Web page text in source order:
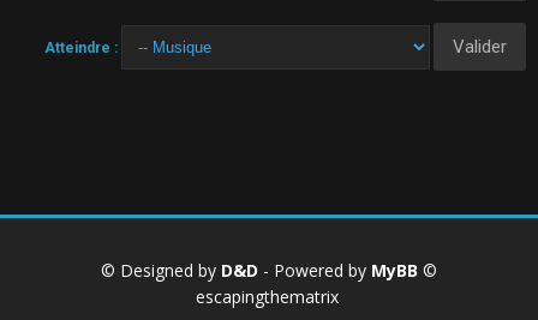
Atteindre :
© Designed by D&D - Powered by MyBB ©
escapingthematrix